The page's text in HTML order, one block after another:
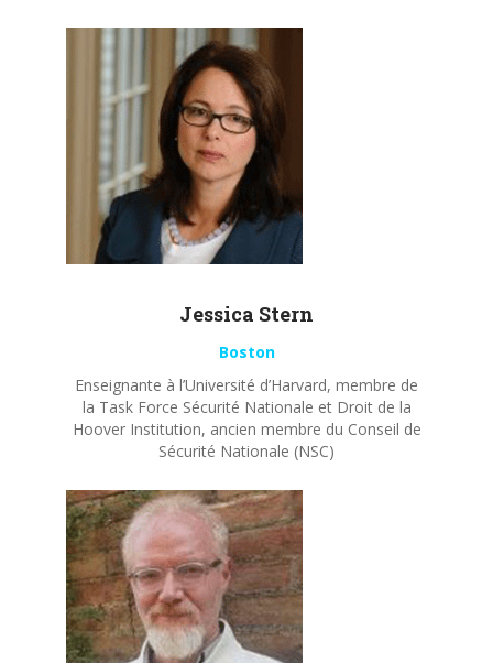
Jessica Stern
Boston
Enseignante à l’Université d’Harvard, membre de
la Task Force Sécurité Nationale et Droit de la
Hoover Institution, ancien membre du Conseil de
Sécurité Nationale (NSC)